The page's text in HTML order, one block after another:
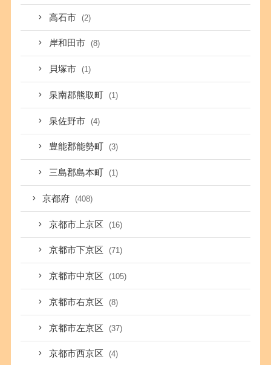
高石市 (2)
岸和田市 (8)
貝塚市 (1)
泉南郡熊取町 (1)
泉佐野市 (4)
豊能郡能勢町 (3)
三島郡島本町 (1)
京都府 (408)
京都市上京区 (16)
京都市下京区 (71)
京都市中京区 (105)
京都市右京区 (8)
京都市左京区 (37)
京都市西京区 (4)